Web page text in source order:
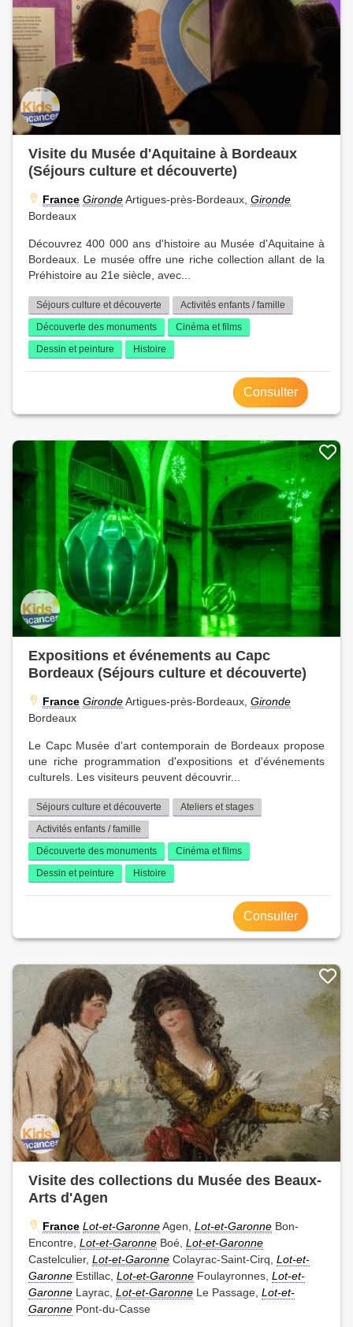
Visite du Musée d'Aquitaine à Bordeaux
(Séjours culture et découverte)
France GirondeArtigues-près-Bordeaux, Gironde
Bordeaux
Découvrez 400 000 ans d'histoire au Musée d'Aquitaine à
Bordeaux. Le musée offre une riche collection allant de la
Préhistoire au 21e siècle, avec...
Séjours culture et découverte
Activités enfants / famille
Découverte des monuments
Cinéma et films
Dessin et peinture
Histoire
Consulter
Expositions et événements au Capc
Bordeaux (Séjours culture et découverte)
France GirondeArtigues-près-Bordeaux, Gironde
Bordeaux
Le Capc Musée d'art contemporain de Bordeaux propose
une riche programmation d'expositions et d'événements
culturels. Les visiteurs peuvent découvrir...
Séjours culture et découverte
Ateliers et stages
Activités enfants / famille
Découverte des monuments
Cinéma et films
Dessin et peinture
Histoire
Consulter
Visite des collections du Musée des Beaux-
Arts d'Agen
France Lot-et-GaronneAgen, Lot-et-Garonne Bon-
Encontre, Lot-et-Garonne Boé, Lot-et-Garonne
Castelculier, Lot-et-Garonne Colayrac-Saint-Cirq, Lot-et-
Garonne Estillac, Lot-et-Garonne Foulayronnes, Lot-et-
Garonne Layrac, Lot-et-Garonne Le Passage, Lot-et-
Garonne Pont-du-Casse